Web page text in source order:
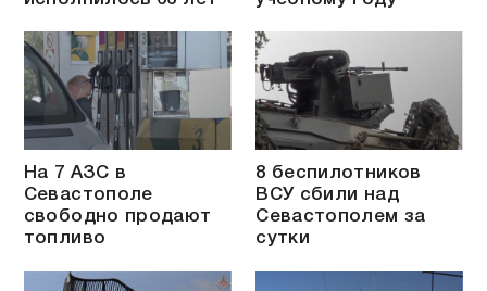
На 7 АЗС в
Севастополе
свободно продают
топливо
8 беспилотников
ВСУ сбили над
Севастополем за
сутки